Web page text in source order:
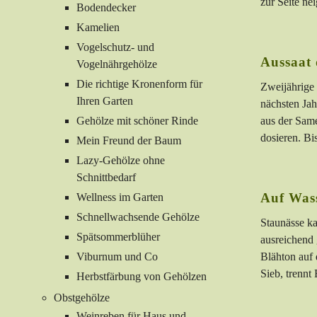
Bodendecker
Kamelien
Vogelschutz- und
Vogelnährgehölze
Die richtige Kronenform für
Ihren Garten
Gehölze mit schöner Rinde
Mein Freund der Baum
Lazy-Gehölze ohne
Schnittbedarf
Wellness im Garten
Schnellwachsende Gehölze
Spätsommerblüher
Viburnum und Co
Herbstfärbung von Gehölzen
Obstgehölze
Aussaat
Zweijährige
nächsten
aus der
dosieren.
Auf
Staunässe
Blähton auf
Sieb, trennt